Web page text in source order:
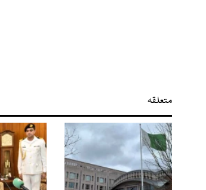
متعلقہ